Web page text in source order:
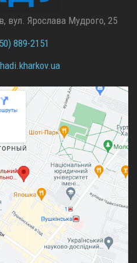
вул. Ярослава Мудрого, 25
889-2151
ua